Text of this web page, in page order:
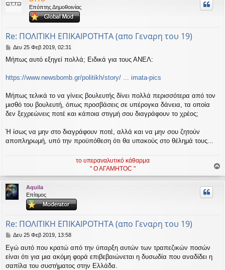
Επόπτης Δημοθοινίας
Re: ΠΟΛΙΤΙΚΗ ΕΠΙΚΑΙΡΟΤΗΤΑ (απο Γεναρη του 19)
Δ
μ
σ
ε
υ
σ
η
Δευ 25 Φεβ 2019, 02:31
Μήπως αυτό εξηγεί πολλά; Ειδικά για τους ΑΝΕΛ:
https://www.newsbomb.gr/politikh/story/ ... imata-pics
Μήπως τελικά το να γίνεις βουλευτής δίνει πολλά περισσότερα από τον
μισθό του βουλευτή, όπως προσβάσεις σε υπέρογκα δάνεια, τα οποία
δεν ξεχρεώνεις ποτέ και κάποια στιγμή σου διαγράφουν το χρέος;
Ή ίσως να μην στο διαγράφουν ποτέ, αλλά και να μην σου ζητούν
αποπληρωμή, υπό την προϋπόθεση ότι θα υπακούς στο θέλημά τους...
το υπεραναλυτικό κάθαρμα
" Ο ΑΓΑΜΗΤΟC "
ο
ρ
Aquila
Επίτιμος
Re: ΠΟΛΙΤΙΚΗ ΕΠΙΚΑΙΡΟΤΗΤΑ (απο Γεναρη του 19)
Δ
μ
ο
σ
Δευ 25 Φεβ 2019, 13:58
Εγώ αυτό που κρατώ από την ύπαρξη αυτών των τραπεζικών ποσών
είναι ότι για μια ακόμη φορά επιβεβαιώνεται η δυσωδία που αναδίδει η
σαπίλα του συστήματος στην Ελλάδα.